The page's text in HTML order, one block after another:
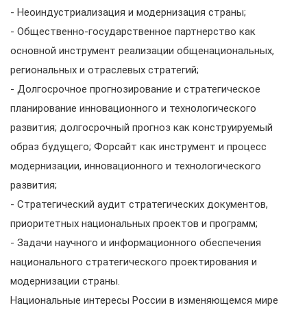
- Неоиндустриализация и модернизация страны;
- Общественно-государственное партнерство как
основной инструмент реализации общенациональных,
региональных и отраслевых стратегий;
- Долгосрочное прогнозирование и стратегическое
планирование инновационного и технологического
развития; долгосрочный прогноз как конструируемый
образ будущего; Форсайт как инструмент и процесс
модернизации, инновационного и технологического
развития;
- Стратегический аудит стратегических документов,
приоритетных национальных проектов и программ;
- Задачи научного и информационного обеспечения
национального стратегического проектирования и
модернизации страны.
Национальные интересы России в изменяющемся мире